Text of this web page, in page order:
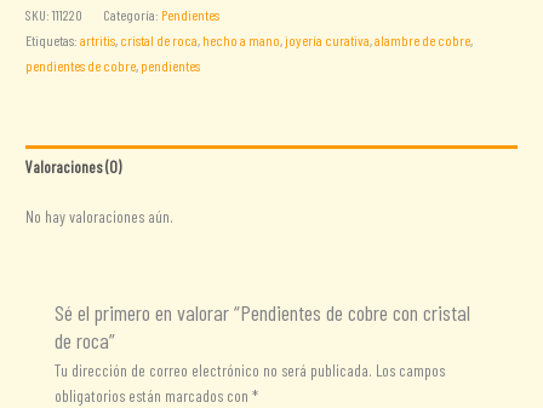
cobre
con
cristal
SKU:111220 Categoría: Pendientes
Etiquetas:artritis, cristal de roca, hecho a mano,joyería curativa,alambre de cobre,
pendientes de cobre, pendientes
Valoraciones (0)
No hay valoraciones aún.
Sé el primero en valorar “Pendientes de cobre con cristal
de roca”
Tu dirección de correo electrónico no será publicada. Los campos
obligatorios están marcados con *